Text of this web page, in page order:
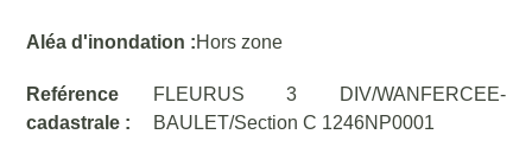
Aléa d'inondation :Hors zone
Reférence
cadastrale :
FLEURUS 3 DIV/WANFERCEE-
BAULET/Section C 1246NP0001